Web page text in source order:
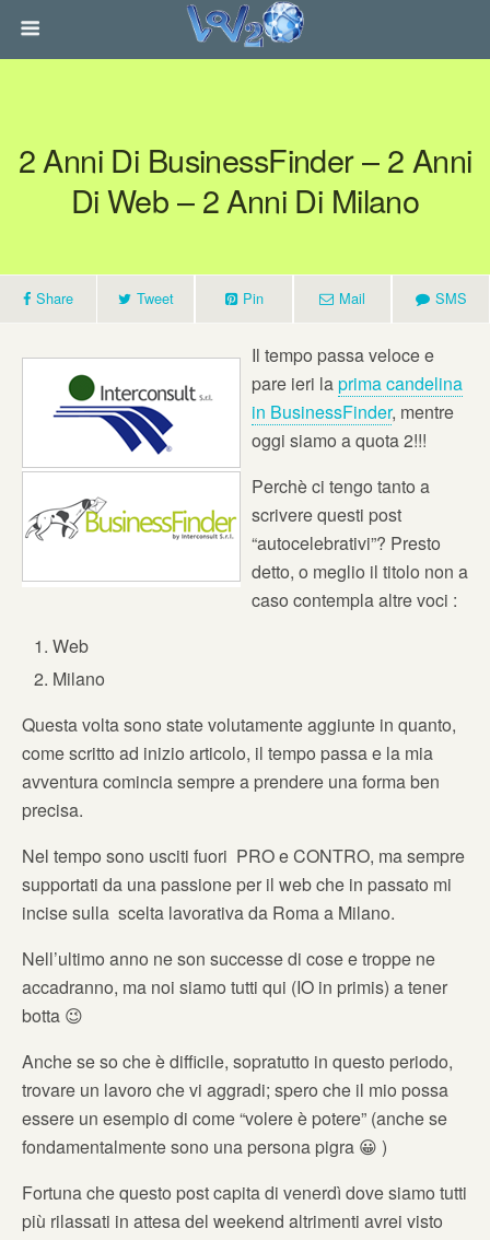
2 Anni Di BusinessFinder – 2 Anni
Di Web – 2 Anni Di Milano
Share Tweet Pin Mail SMS
Il tempo passa veloce e
pare ieri laprima candelina
in BusinessFinder, mentre
oggi siamo a quota 2!!!
Perchè ci tengo tanto a
scrivere questi post
“autocelebrativi”? Presto
detto, o meglio il titolo non a
caso contempla altre voci :
Web
Milano
Questa volta sono state volutamente aggiunte in quanto,
come scritto ad inizio articolo, il tempo passa e la mia
avventura comincia sempre a prendere una forma ben
precisa.
Nel tempo sono usciti fuori PRO e CONTRO, ma sempre
supportati da una passione per il web che in passato mi
incise sulla scelta lavorativa da Roma a Milano.
Nell’ultimo anno ne son successe di cose e troppe ne
accadranno, ma noi siamo tutti qui (IO in primis) a tener
botta 😉
Anche se so che è difficile, sopratutto in questo periodo,
trovare un lavoro che vi aggradi; spero che il mio possa
essere un esempio di come “volere è potere” (anche se
fondamentalmente sono una persona pigra 😀 )
Fortuna che questo post capita di venerdì dove siamo tutti
più rilassati in attesa del weekend altrimenti avrei visto